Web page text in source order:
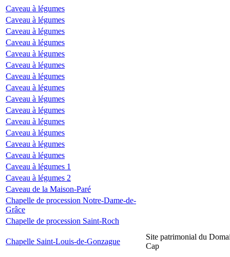
Caveau à légumes
Caveau à légumes
Caveau à légumes
Caveau à légumes
Caveau à légumes
Caveau à légumes
Caveau à légumes
Caveau à légumes
Caveau à légumes
Caveau à légumes
Caveau à légumes
Caveau à légumes
Caveau à légumes
Caveau à légumes
Caveau à légumes 1
Caveau à légumes 2
Caveau de la Maison-Paré
Chapelle de procession Notre-Dame-de-
Grâce
Chapelle de procession Saint-Roch
Chapelle Saint-Louis-de-Gonzague
Site patrimonial du
Cap